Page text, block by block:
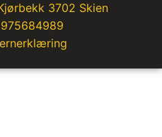
3702 Skien
975684989